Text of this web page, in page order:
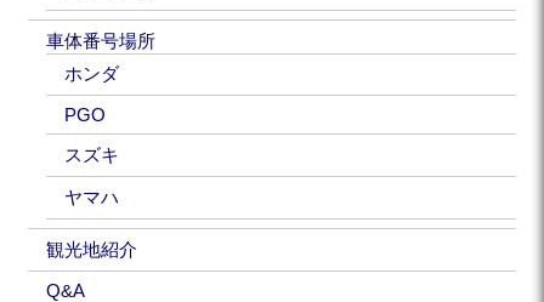
車体番号場所
ホンダ
PGO
スズキ
ヤマハ
観光地紹介
Q&A